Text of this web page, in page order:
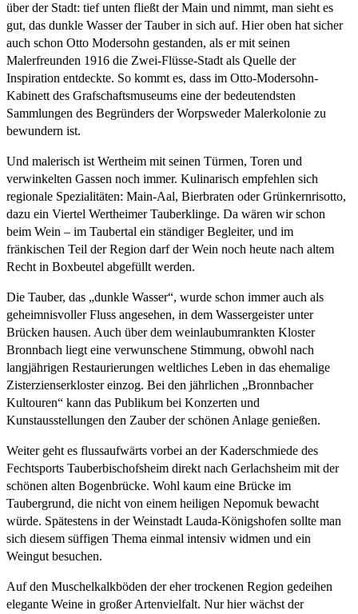
über der Stadt: tief unten fließt der Main und nimmt, man sieht es
gut, das dunkle Wasser der Tauber in sich auf. Hier oben hat sicher
auch schon Otto Modersohn gestanden, als er mit seinen
Malerfreunden 1916 die Zwei-Flüsse-Stadt als Quelle der
Inspiration entdeckte. So kommt es, dass im Otto-Modersohn-
Kabinett des Grafschaftsmuseums eine der bedeutendsten
Sammlungen des Begründers der Worpsweder Malerkolonie zu
bewundern ist.
Und malerisch ist Wertheim mit seinen Türmen, Toren und
verwinkelten Gassen noch immer. Kulinarisch empfehlen sich
regionale Spezialitäten: Main-Aal, Bierbraten oder Grünkernrisotto,
dazu ein Viertel Wertheimer Tauberklinge. Da wären wir schon
beim Wein – im Taubertal ein ständiger Begleiter, und im
fränkischen Teil der Region darf der Wein noch heute nach altem
Recht in Boxbeutel abgefüllt werden.
Die Tauber, das „dunkle Wasser“, wurde schon immer auch als
geheimnisvoller Fluss angesehen, in dem Wassergeister unter
Brücken hausen. Auch über dem weinlaubumrankten Kloster
Bronnbach liegt eine verwunschene Stimmung, obwohl nach
langjährigen Restaurierungen weltliches Leben in das ehemalige
Zisterzienserkloster einzog. Bei den jährlichen „Bronnbacher
Kultouren“ kann das Publikum bei Konzerten und
Kunstausstellungen den Zauber der schönen Anlage genießen.
Weiter geht es flussaufwärts vorbei an der Kaderschmiede des
Fechtsports Tauberbischofsheim direkt nach Gerlachsheim mit der
schönen alten Bogenbrücke. Wohl kaum eine Brücke im
Taubergrund, die nicht von einem heiligen Nepomuk bewacht
würde. Spätestens in der Weinstadt Lauda-Königshofen sollte man
sich diesem süffigen Thema einmal intensiv widmen und ein
Weingut besuchen.
Auf den Muschelkalkböden der eher trockenen Region gedeihen
elegante Weine in großer Artenvielfalt. Nur hier wächst der